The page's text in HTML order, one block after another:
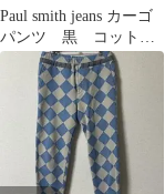
Paul smith jeans カーゴ
パンツ 黒 コット
ン リネン M